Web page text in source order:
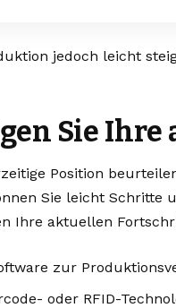
jedoch leicht
Sie Ihre
Position
Sie leicht Schritte
Ihre aktuellen
zur
oder RFID-